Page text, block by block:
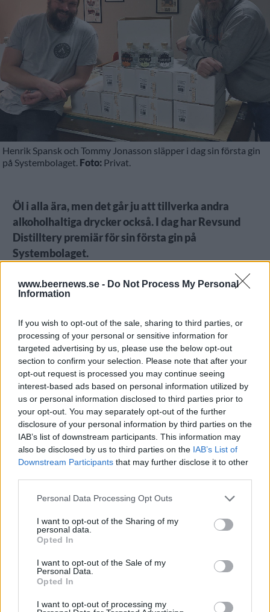
www.beernews.se - Do Not Process My Personal
Information
If you wish to opt-out of the sale, sharing to third parties, or
processing of your personal or sensitive information for
targeted advertising by us, please use the below opt-out
section to confirm your selection. Please note that after your
opt-out request is processed you may continue seeing
interest-based ads based on personal information utilized by
us or personal information disclosed to third parties prior to
your opt-out. You may separately opt-out of the further
disclosure of your personal information by third parties on the
IAB’s list of downstream participants. This information may
also be disclosed by us to third parties on the IAB’s List of
Downstream Participants that may further disclose it to other
Personal Data Processing Opt Outs
I want to opt-out of the Sharing of my
personal data.
Opted In
I want to opt-out of the Sale of my
Personal Data.
Opted In
I want to opt-out of processing my
Henrik Spansk och Tommy Jonasson släpper i dag sin första gin
på Systembolaget. Foto: Privat.
Öl i alla ära, men det går ju att tillverka andra
alkoholhaltiga drycker också. I dag har Revsund
Distilltery premiär för sin första gin på
Systembolaget.
Henrik Spansk, samma duo som driver Revsunds
också.
– Den har gått bra på krogar lokalt och även i
och kardemumma så det är norrländskt och bra,